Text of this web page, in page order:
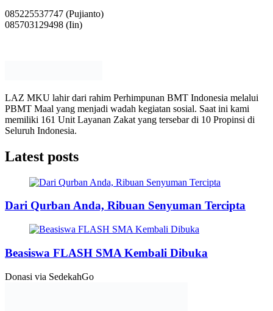
085225537747 (Pujianto)
085703129498 (Iin)
LAZ MKU lahir dari rahim Perhimpunan BMT Indonesia melalui
PBMT Maal yang menjadi wadah kegiatan sosial. Saat ini kami
memiliki 161 Unit Layanan Zakat yang tersebar di 10 Propinsi di
Seluruh Indonesia.
Latest posts
Dari Qurban Anda, Ribuan Senyuman Tercipta
Beasiswa FLASH SMA Kembali Dibuka
Donasi via SedekahGo